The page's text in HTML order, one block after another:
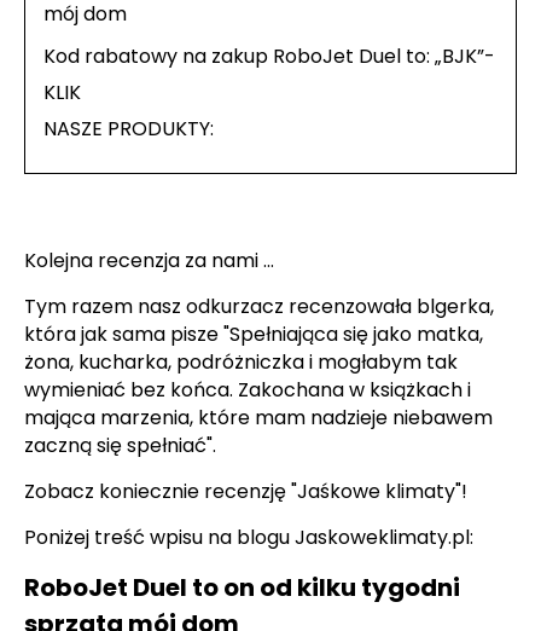
mój dom
Kod rabatowy na zakup RoboJet Duel to: „BJK”-
KLIK
NASZE PRODUKTY:
Kolejna recenzja za nami ...
Tym razem nasz odkurzacz recenzowała blgerka,
która jak sama pisze "Spełniająca się jako matka,
żona, kucharka, podróżniczka i mogłabym tak
wymieniać bez końca. Zakochana w książkach i
mająca marzenia, które mam nadzieje niebawem
zaczną się spełniać".
Zobacz koniecznie recenzję "Jaśkowe klimaty"!
Poniżej treść wpisu na blogu Jaskoweklimaty.pl:
RoboJet Duel to on od kilku tygodni
sprząta mój dom